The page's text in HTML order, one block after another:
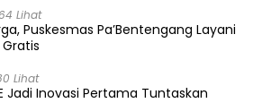
Lihat
Puskesmas Pa’Bentengang Layani
Lihat
Jadi Inovasi Pertama Tuntaskan